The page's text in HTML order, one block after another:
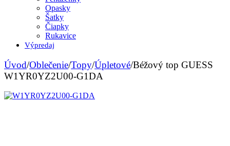
Opasky
Šatky
Čiapky
Rukavice
Výpredaj
Úvod/Oblečenie/Topy/Úpletové/Béžový top GUESS
W1YR0YZ2U00-G1DA